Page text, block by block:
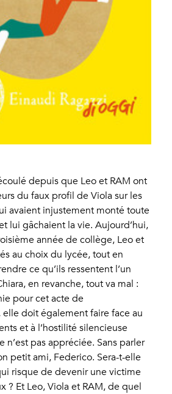
depuis que Leo et RAM ont
du faux profil de Viola sur les
avaient injustement monté toute
lui gâchaient la vie. Aujourd’hui,
année de collège, Leo et
au choix du lycée, tout en
ce qu’ils ressentent l’un
en revanche, tout va mal :
pour cet acte de
doit également faire face au
et à l’hostilité silencieuse
n’est pas appréciée. Sans parler
petit ami, Federico. Sera-t-elle
risque de devenir une victime
? Et Leo, Viola et RAM, de quel